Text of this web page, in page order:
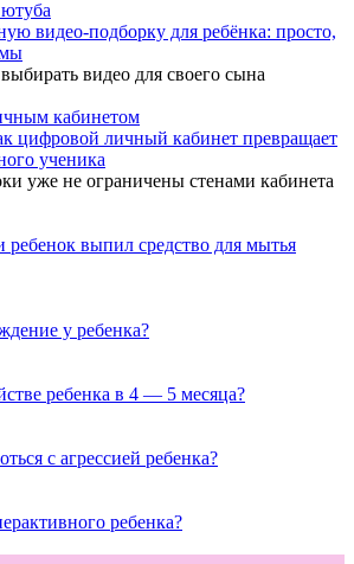
видео‑подборку для ребёнка: просто,
видео для своего сына
цифровой личный кабинет превращает
ученика
уже не ограничены стенами кабинета
выпил средство для мытья
у ребенка?
ребенка в 4 — 5 месяца?
с агрессией ребенка?
ребенка?